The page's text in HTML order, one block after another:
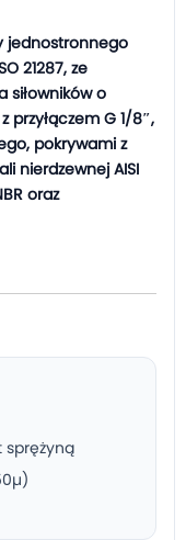
jednostronnego
21287, ze
siłowników o
przyłączem G 1/8″,
pokrywami z
nierdzewnej AISI
oraz
sprężyną